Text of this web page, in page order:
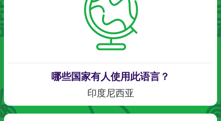
哪些国家有人使用此语言？
印度尼西亚